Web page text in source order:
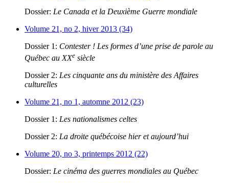
Dossier: Le Canada et la Deuxième Guerre mondiale
Volume 21, no 2, hiver 2013 (34)
Dossier 1: Contester ! Les formes d’une prise de parole au
Québec au XXe siècle
Dossier 2: Les cinquante ans du ministère des Affaires
culturelles
Volume 21, no 1, automne 2012 (23)
Dossier 1: Les nationalismes celtes
Dossier 2: La droite québécoise hier et aujourd’hui
Volume 20, no 3, printemps 2012 (22)
Dossier: Le cinéma des guerres mondiales au Québec